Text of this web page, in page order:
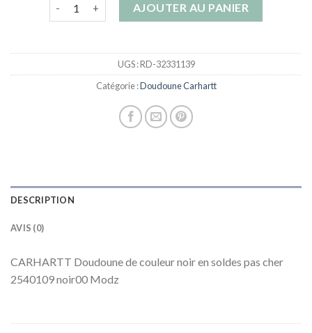
AJOUTER AU PANIER
UGS :RD-32331139
Catégorie :Doudoune Carhartt
DESCRIPTION
AVIS (0)
CARHARTT Doudoune de couleur noir en soldes pas cher
2540109 noir00 Modz